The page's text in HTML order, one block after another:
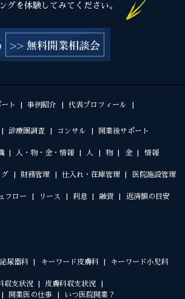
を体験してみてください。
ト 事例紹介
代表プロフィール
診療圏調査 コンサル
開業後サポート
人・物・金・情報 人 物 金
情報
グ 財務管理 仕入れ・在庫管理
医院施設管理
フロー リース 利息 融資
返済額の目安
尿器科 キーワード皮膚科
キーワード小児科
収支状況
皮膚科収支状況
開業医の仕事
いつ医院開業？